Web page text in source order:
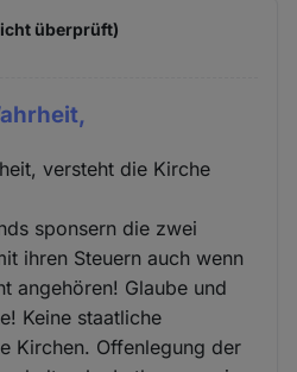
überprüft)
versteht die Kirche
sponsern die zwei
ihren Steuern auch wenn
angehören! Glaube und
Keine staatliche
Kirchen. Offenlegung der